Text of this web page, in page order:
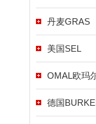
丹麦GRAS
美国SEL
OMAL欧玛
德国